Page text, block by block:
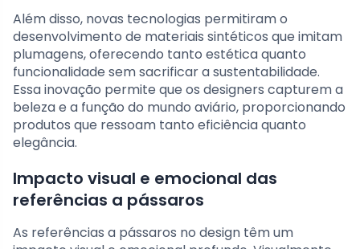
Além disso, novas tecnologias permitiram o
desenvolvimento de materiais sintéticos que imitam
plumagens, oferecendo tanto estética quanto
funcionalidade sem sacrificar a sustentabilidade.
Essa inovação permite que os designers capturem a
beleza e a função do mundo aviário, proporcionando
produtos que ressoam tanto eficiência quanto
elegância.
Impacto visual e emocional das
referências a pássaros
As referências a pássaros no design têm um